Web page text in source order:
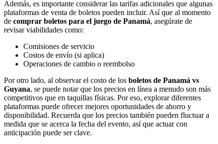
Además, es importante considerar las tarifas adicionales que algunas
plataformas de venta de boletos pueden incluir. Así que al momento
de comprar boletos para el juego de Panamá, asegúrate de
revisar viabilidades como:
Comisiones de servicio
Costos de envío (si aplica)
Operaciones de cambio o reembolso
Por otro lado, al observar el costo de los boletos de Panamá vs
Guyana, se puede notar que los precios en línea a menudo son más
competitivos que en taquillas físicas. Por eso, explorar diferentes
plataformas puede ofrecer mejores oportunidades de ahorro y
disponibilidad. Recuerda que los precios también pueden fluctuar a
medida que se acerca la fecha del evento, así que actuar con
anticipación puede ser clave.